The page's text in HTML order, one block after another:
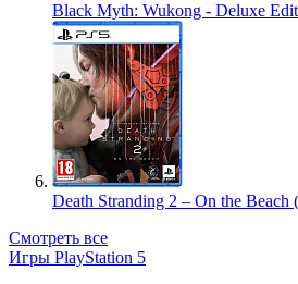
Black Myth: Wukong - Deluxe
Death Stranding 2 – On the Beach
Смотреть все
Игры PlayStation 5